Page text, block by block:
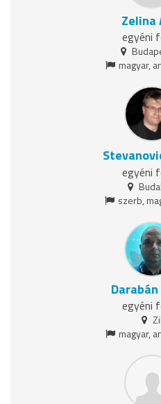
Zelina
egyéni
magyar,
egyéni
szerb,
egyéni
magyar,